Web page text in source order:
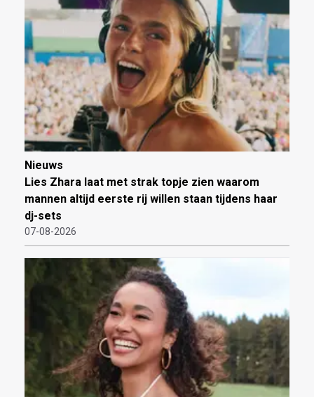
Nieuws
Lies Zhara laat met strak topje zien waarom
mannen altijd eerste rij willen staan tijdens haar
dj-sets
07-08-2026